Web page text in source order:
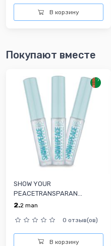
В корзину
Покупают вместе
SHOW YOUR
PEACETRANSPARAN...
2.2 man
0 отзыв(ов)
В корзину